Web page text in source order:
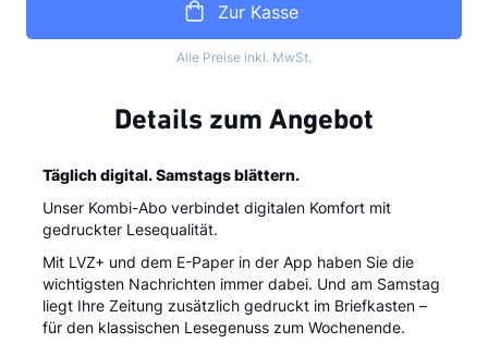
Zur Kasse
Alle Preise inkl. MwSt.
Details zum Angebot
Täglich digital. Samstags blättern.
Unser Kombi-Abo verbindet digitalen Komfort mit
gedruckter Lesequalität.
Mit LVZ+ und dem E-Paper in der App haben Sie die
wichtigsten Nachrichten immer dabei. Und am Samstag
liegt Ihre Zeitung zusätzlich gedruckt im Briefkasten –
für den klassischen Lesegenuss zum Wochenende.